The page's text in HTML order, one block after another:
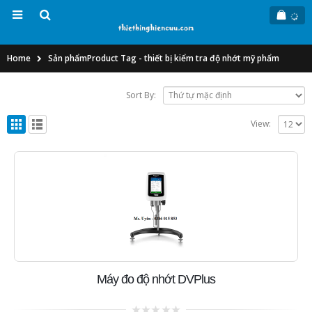
Home Sản phẩmProduct Tag -thiết bị kiểm tra độ nhớt mỹ phẩm
Sort By:
View:
Máy đo độ nhớt DVPlus